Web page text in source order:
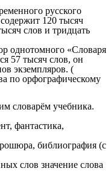
русского
120 тысяч
слов и тридцать
«Словаря
57 тысяч слов, он
экземпляров. (
по орфографическому
словарём учебника.
фантастика,
библиография (с
слов значение слова